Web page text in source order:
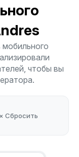
чтобы вы
× Сбросить